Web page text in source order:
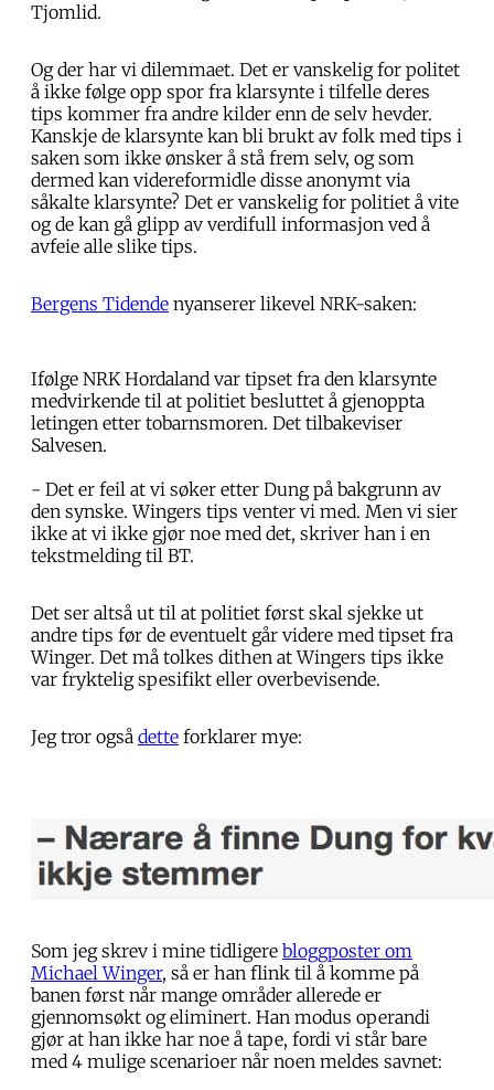
Tjomlid.
Og der har vi dilemmaet. Det er vanskelig for politet
å ikke følge opp spor fra klarsynte i tilfelle deres
tips kommer fra andre kilder enn de selv hevder.
Kanskje de klarsynte kan bli brukt av folk med tips i
saken som ikke ønsker å stå frem selv, og som
dermed kan videreformidle disse anonymt via
såkalte klarsynte? Det er vanskelig for politiet å vite
og de kan gå glipp av verdifull informasjon ved å
avfeie alle slike tips.
Bergens Tidende nyanserer likevel NRK-saken:
Ifølge NRK Hordaland var tipset fra den klarsynte
medvirkende til at politiet besluttet å gjenoppta
letingen etter tobarnsmoren. Det tilbakeviser
Salvesen.
- Det er feil at vi søker etter Dung på bakgrunn av
den synske. Wingers tips venter vi med. Men vi sier
ikke at vi ikke gjør noe med det, skriver han i en
tekstmelding til BT.
Det ser altså ut til at politiet først skal sjekke ut
andre tips før de eventuelt går videre med tipset fra
Winger. Det må tolkes dithen at Wingers tips ikke
var fryktelig spesifikt eller overbevisende.
Jeg tror også dette forklarer mye:
Som jeg skrev i mine tidligere bloggposter om
Michael Winger, så er han flink til å komme på
banen først når mange områder allerede er
gjennomsøkt og eliminert. Han modus operandi
gjør at han ikke har noe å tape, fordi vi står bare
med 4 mulige scenarioer når noen meldes savnet: